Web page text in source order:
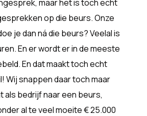
maar het is toch echt
op die beurs. Onze
je dan ná die beurs? Veelal is
En er wordt er in de meeste
En dat maakt toch echt
Wij snappen daar toch maar
als bedrijf naar een beurs,
al te veel moeite € 25.000